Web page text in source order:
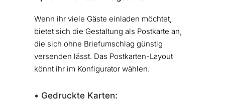
Wenn ihr viele Gäste einladen möchtet,
bietet sich die Gestaltung als Postkarte an,
die sich ohne Briefumschlag günstig
versenden lässt. Das Postkarten-Layout
könnt ihr im Konfigurator wählen.
• Gedruckte Karten: